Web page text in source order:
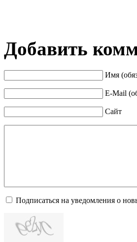
Добавить
Имя
E-Mail
Сайт
Подписаться на уведомления о